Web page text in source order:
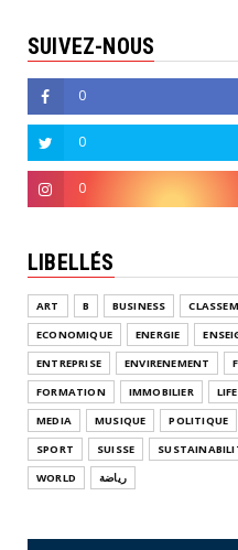
SUIVEZ-NOUS
0
0
0
LIBELLÉS
ART B BUSINESS
ECONOMIQUE
ENERGIE
ENTREPRISE
ENVIRENEMENT
FORMATION
IMMOBILIER
MEDIA
MUSIQUE POLITIQUE
SPORT
SUISSE
WORLD
رياضة